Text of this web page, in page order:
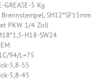
GREASE-5 Kg
SH12*SF15mm
PKW 1/4 Zoll
H18-SW24
94/L=75
5,8-55
5,8-45